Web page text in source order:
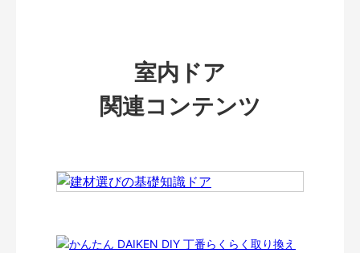
室内ドア
関連コンテンツ